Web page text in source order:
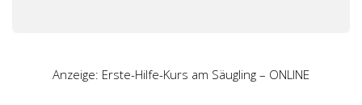
Anzeige: Erste-Hilfe-Kurs am Säugling – ONLINE